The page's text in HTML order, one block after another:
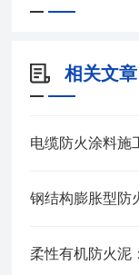
相关文章
钢结构膨胀型防
柔性有机防火泥